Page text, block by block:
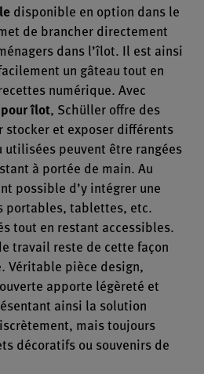
disponible en option dans le
de brancher directement
dans l’îlot. Il est ainsi
un gâteau tout en
numérique. Avec
îlot, Schüller offre des
stocker et exposer différents
utilisées peuvent être rangées
à portée de main. Au
possible d’y intégrer une
portables, tablettes, etc.
tout en restant accessibles.
travail reste de cette façon
Véritable pièce design,
apporte légèreté et
ainsi la solution
mais toujours
décoratifs ou souvenirs de